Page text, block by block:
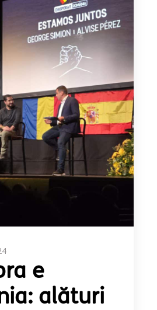
e
alături